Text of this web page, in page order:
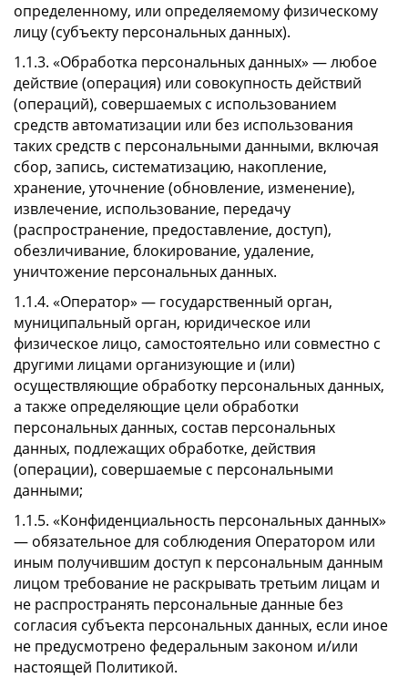
определенному, или определяемому физическому
лицу (субъекту персональных данных).
1.1.3. «Обработка персональных данных» — любое
действие (операция) или совокупность действий
(операций), совершаемых с использованием
средств автоматизации или без использования
таких средств с персональными данными, включая
сбор, запись, систематизацию, накопление,
хранение, уточнение (обновление, изменение),
извлечение, использование, передачу
(распространение, предоставление, доступ),
обезличивание, блокирование, удаление,
уничтожение персональных данных.
1.1.4. «Оператор» — государственный орган,
муниципальный орган, юридическое или
физическое лицо, самостоятельно или совместно с
другими лицами организующие и (или)
осуществляющие обработку персональных данных,
а также определяющие цели обработки
персональных данных, состав персональных
данных, подлежащих обработке, действия
(операции), совершаемые с персональными
данными;
1.1.5. «Конфиденциальность персональных данных»
— обязательное для соблюдения Оператором или
иным получившим доступ к персональным данным
лицом требование не раскрывать третьим лицам и
не распространять персональные данные без
согласия субъекта персональных данных, если иное
не предусмотрено федеральным законом и/или
настоящей Политикой.